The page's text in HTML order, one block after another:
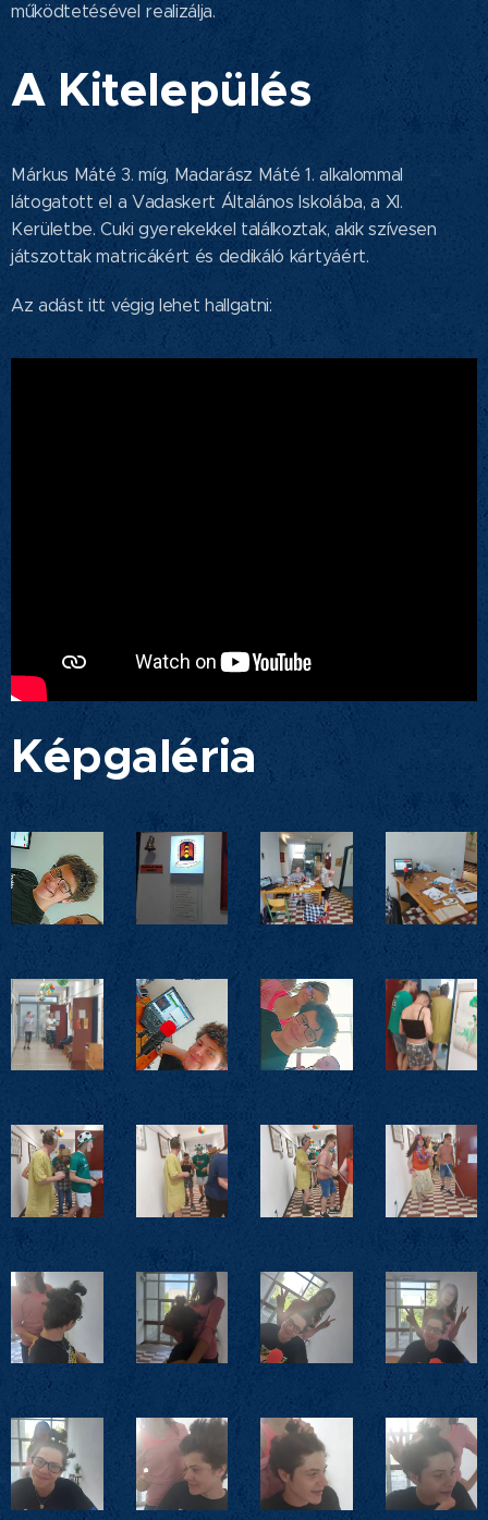
működtetésével realizálja.
A Kitelepülés
Márkus Máté 3. míg, Madarász Máté 1. alkalommal
látogatott el a Vadaskert Általános Iskolába, a XI.
Kerületbe. Cuki gyerekekkel találkoztak, akik szívesen
játszottak matricákért és dedikáló kártyáért.
Az adást itt végig lehet hallgatni:
Képgaléria